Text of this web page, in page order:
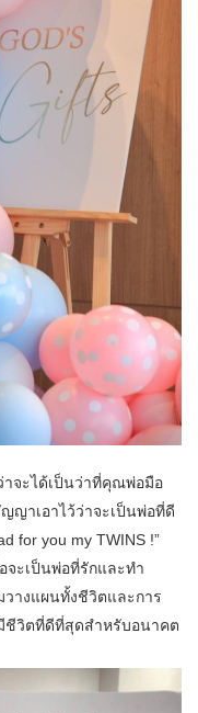
าจะได้เป็นว่าที่คุณพ่อมือ
ญาเอาไว้ว่าจะเป็นพ่อที่ดี
for you my TWINS !”
ะเป็นพ่อที่รักและทำ
างแผนทั้งชีวิตและการ
ชีวิตที่ดีที่สุดสำหรับอนาคต